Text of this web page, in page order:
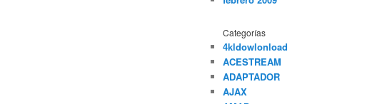
Categorías
4kldowlonload
ACESTREAM
ADAPTADOR
AJAX